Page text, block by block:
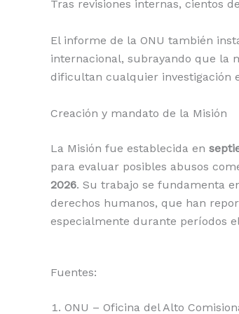
Tras revisiones internas, cientos
El informe de la ONU también
internacional, subrayando que la
dificultan cualquier investigación
Creación y mandato de la Misión
La Misión fue establecida en
para evaluar posibles abusos
2026. Su trabajo se fundamenta
derechos humanos, que han
especialmente durante períodos
Fuentes:
ONU – Oficina del Alto